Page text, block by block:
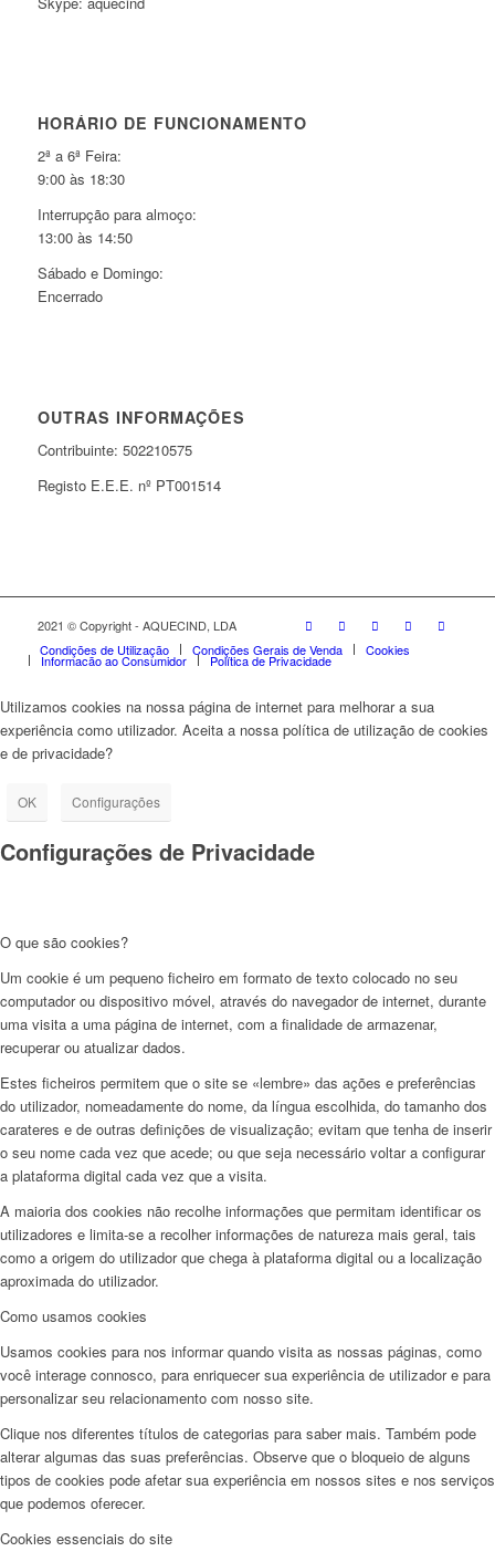
HORÁRIO DE FUNCIONAMENTO
2ª a 6ª Feira:
9:00 às 18:30
Interrupção para almoço:
13:00 às 14:50
Sábado e Domingo:
Encerrado
OUTRAS INFORMAÇÕES
Contribuinte: 502210575
Registo E.E.E. nº PT001514
2021 © Copyright - AQUECIND, LDA
Condições de Utilização
Condições Gerais de Venda Cookies
Informação ao Consumidor Política de Privacidade
Utilizamos cookies na nossa página de internet para melhorar a sua
experiência como utilizador. Aceita a nossa política de utilização de cookies
e de privacidade?
OK Configurações
Configurações de Privacidade
O que são cookies?
Um cookie é um pequeno ficheiro em formato de texto colocado no seu
computador ou dispositivo móvel, através do navegador de internet, durante
uma visita a uma página de internet, com a finalidade de armazenar,
recuperar ou atualizar dados.
Estes ficheiros permitem que o site se «lembre» das ações e preferências
do utilizador, nomeadamente do nome, da língua escolhida, do tamanho dos
carateres e de outras definições de visualização; evitam que tenha de inserir
o seu nome cada vez que acede; ou que seja necessário voltar a configurar
a plataforma digital cada vez que a visita.
A maioria dos cookies não recolhe informações que permitam identificar os
utilizadores e limita-se a recolher informações de natureza mais geral, tais
como a origem do utilizador que chega à plataforma digital ou a localização
aproximada do utilizador.
Como usamos cookies
Usamos cookies para nos informar quando visita as nossas páginas, como
você interage connosco, para enriquecer sua experiência de utilizador e para
personalizar seu relacionamento com nosso site.
Clique nos diferentes títulos de categorias para saber mais. Também pode
alterar algumas das suas preferências. Observe que o bloqueio de alguns
tipos de cookies pode afetar sua experiência em nossos sites e nos serviços
que podemos oferecer.
Cookies essenciais do site